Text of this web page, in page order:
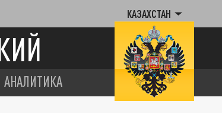
КАЗАХСТАН
АНАЛИТИКА